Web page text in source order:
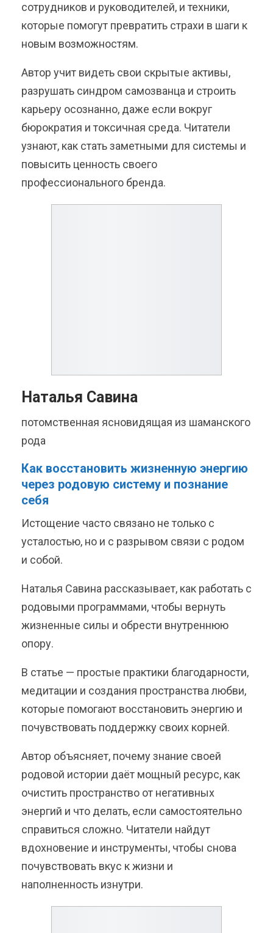
сотрудников и руководителей, и техники,
которые помогут превратить страхи в шаги к
новым возможностям.
Автор учит видеть свои скрытые активы,
разрушать синдром самозванца и строить
карьеру осознанно, даже если вокруг
бюрократия и токсичная среда. Читатели
узнают, как стать заметными для системы и
повысить ценность своего
профессионального бренда.
Наталья Савина
потомственная ясновидящая из шаманского
рода
Как восстановить жизненную энергию
через родовую систему и познание
себя
Истощение часто связано не только с
усталостью, но и с разрывом связи с родом
и собой.
Наталья Савина рассказывает, как работать с
родовыми программами, чтобы вернуть
жизненные силы и обрести внутреннюю
опору.
В статье — простые практики благодарности,
медитации и создания пространства любви,
которые помогают восстановить энергию и
почувствовать поддержку своих корней.
Автор объясняет, почему знание своей
родовой истории даёт мощный ресурс, как
очистить пространство от негативных
энергий и что делать, если самостоятельно
справиться сложно. Читатели найдут
вдохновение и инструменты, чтобы снова
почувствовать вкус к жизни и
наполненность изнутри.